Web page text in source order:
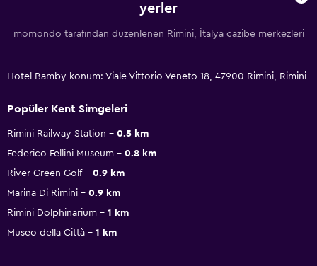
yerler
momondo tarafından düzenlenen Rimini, İtalya cazibe merkezleri
Hotel Bamby konum: Viale Vittorio Veneto 18, 47900 Rimini, Rimini
Popüler Kent Simgeleri
Rimini Railway Station
0.5 km
Federico Fellini Museum
0.8 km
River Green Golf
0.9 km
Marina Di Rimini
0.9 km
Rimini Dolphinarium
1 km
Museo della Città
1 km